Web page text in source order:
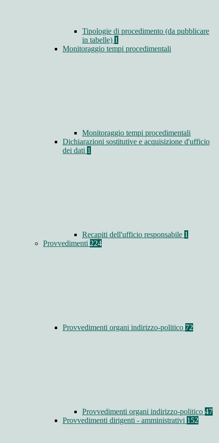
Tipologie di procedimento (da pubblicare
in tabelle) 1
Monitoraggio tempi procedimentali
Monitoraggio tempi procedimentali
Dichiarazioni sostitutive e acquisizione d'ufficio
dei dati 1
Recapiti dell'ufficio responsabile 1
Provvedimenti 224
Provvedimenti organi indirizzo-politico 72
Provvedimenti organi indirizzo-politico 47
Provvedimenti dirigenti - amministrativi 152